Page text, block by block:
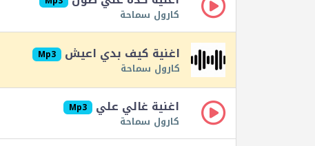
كارول سماحة
اغنية كيف بدي اعيش Mp3
كارول سماحة
اغنية غالي علي Mp3
كارول سماحة